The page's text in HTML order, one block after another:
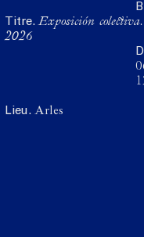
Titre. Exposición
2026
Lieu. Arles